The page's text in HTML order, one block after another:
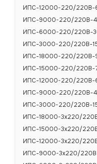
ИПС-12000-220/220В-
ИПС-9000-220/220В-
ИПС-6000-220/220В-
ИПС-3000-220/220В-
ИПС-18000-220/220В-
ИПС-15000-220/220В-
ИПС-12000-220/220В-
ИПС-9000-220/220В-
ИПС-3000-220/220В-
ИПС-18000-3х220/
ИПС-15000-3х220/
ИПС-12000-3х220/
ИПС-9000-3х220/